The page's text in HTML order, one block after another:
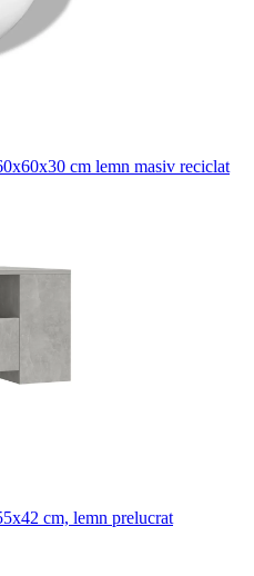
cm lemn masiv reciclat
cm, lemn prelucrat